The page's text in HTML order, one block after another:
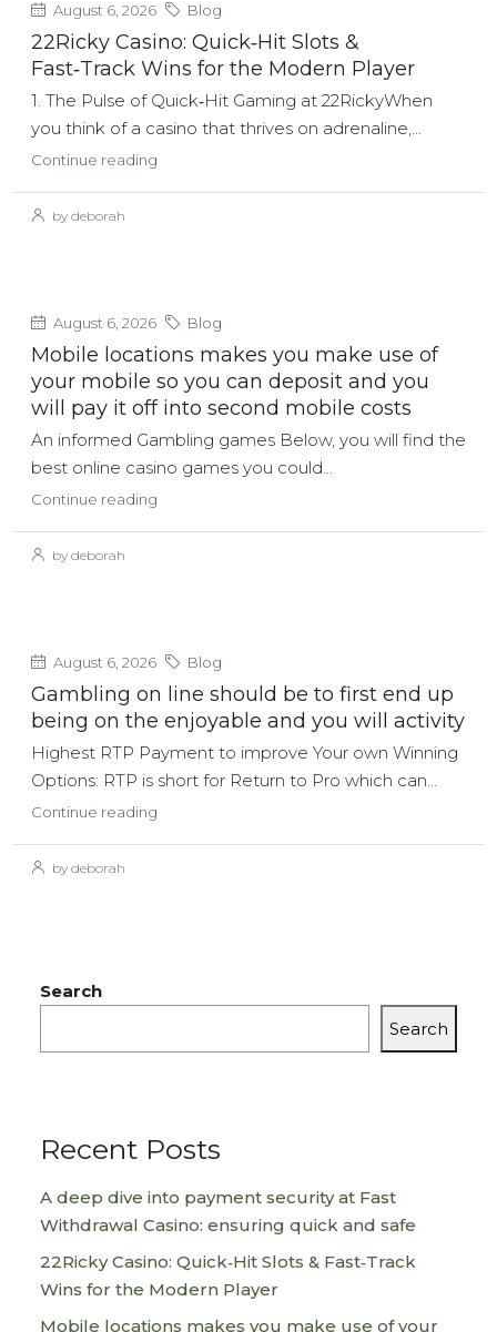
August 6, 2026 Blog
22Ricky Casino: Quick‑Hit Slots &
Fast‑Track Wins for the Modern Player
1. The Pulse of Quick‑Hit Gaming at 22RickyWhen
you think of a casino that thrives on adrenaline,...
Continue reading
by deborah
August 6, 2026 Blog
Mobile locations makes you make use of
your mobile so you can deposit and you
will pay it off into second mobile costs
An informed Gambling games Below, you will find the
best online casino games you could...
Continue reading
by deborah
August 6, 2026 Blog
Gambling on line should be to first end up
being on the enjoyable and you will activity
Highest RTP Payment to improve Your own Winning
Options: RTP is short for Return to Pro which can...
Continue reading
by deborah
Search
Search
Recent Posts
A deep dive into payment security at Fast
Withdrawal Casino: ensuring quick and safe
22Ricky Casino: Quick‑Hit Slots & Fast‑Track
Wins for the Modern Player
Mobile locations makes you make use of your